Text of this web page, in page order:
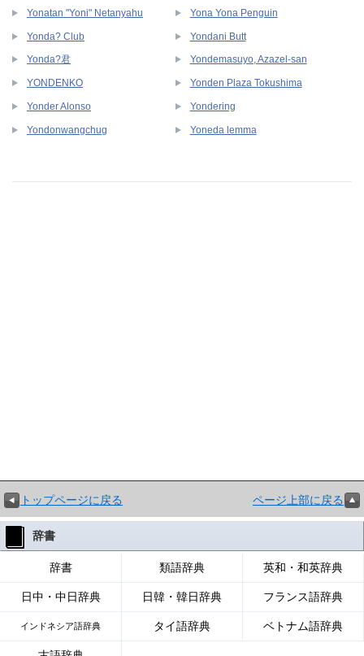
Yonatan "Yoni" Netanyahu Yona Yona Penguin
Yonda? Club Yondani Butt
Yonda?君 Yondemasuyo, Azazel-san
YONDENKO Yonden Plaza Tokushima
Yonder Alonso Yondering
Yondonwangchug Yoneda lemma
トップページに戻る ページ上部に戻る
辞書
辞書 類語辞典 英和・和英辞典
日中・中日辞典 日韓・韓日辞典 フランス語辞典
インドネシア語辞典 タイ語辞典 ベトナム語辞典